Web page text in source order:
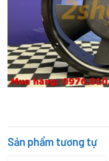
Sản phẩm tương tự